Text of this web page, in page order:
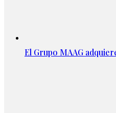
El Grupo MAAG